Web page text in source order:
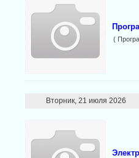
(
Вторник, 21 июля 2026